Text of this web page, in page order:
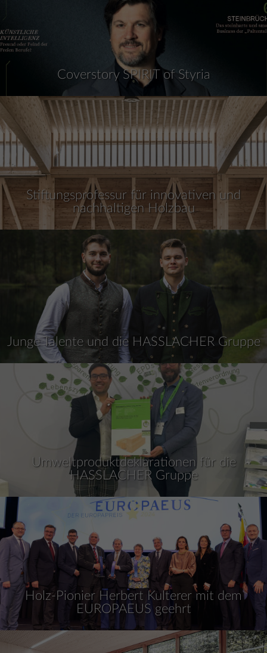
Coverstory SPIRIT of Styria
Stiftungsprofessur für innovativen und
nachhaltigen Holzbau
Junge Talente und die HASSLACHER Gruppe
Umweltproduktdeklarationen für die
HASSLACHER Gruppe
Holz-Pionier Herbert Kulterer mit dem
EUROPAEUS geehrt